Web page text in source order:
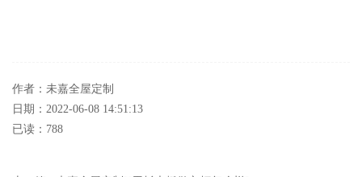
作者：未嘉全屋定制
日期：2022-06-08 14:51:13
已读： 788